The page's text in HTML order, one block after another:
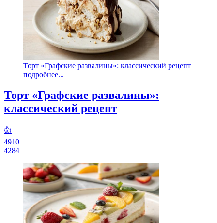
Торт «Графские развалины»: классический рецепт
подробнее...
Торт «Графские развалины»:
классический рецепт
👍
4910
4284